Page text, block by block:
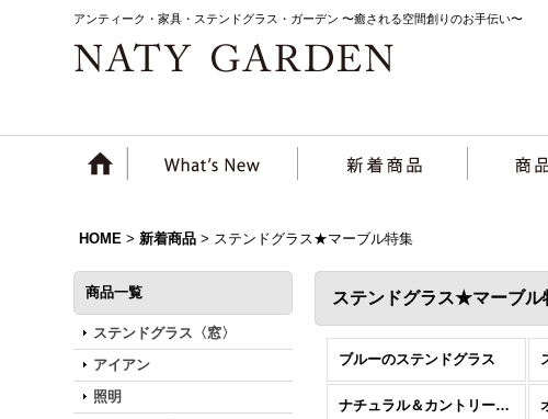
アンティーク・家具・ステンドグラス・ガーデン 〜癒される空間創りのお手伝い〜
HOME > 新着商品 > ステンドグラス★マーブル特集
商品一覧
ステンドグラス〈窓〉
アイアン
照明
ステンドグラス★マーブル
ブルーのステンドグラス
ナチュラル＆カントリースタイル特集